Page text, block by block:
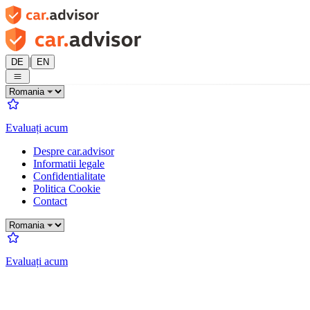
DE | EN
Evaluați acum
Despre car.advisor
Informatii legale
Confidentialitate
Politica Cookie
Contact
Evaluați acum